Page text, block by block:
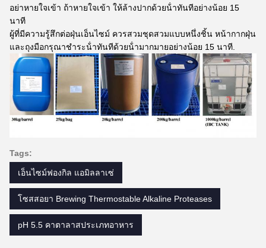
อย่าหายใจเข้า ถ้าหายใจเข้า ให้ล้างปากด้วยน้ําทันทีอย่างน้อย 15
นาที
ผู้ที่มีความรู้สึกต่อฝุ่นเอ็นไซม์ ควรสวมชุดสวมแบบหนึ่งชิ้น หน้ากากฝุ่น
และถุงมือกรุณาชําระน้ําทันทีด้วยน้ํามากมายอย่างน้อย 15 นาที.
Tags:
เอ็นไซม์ฟองกิล แอมิลลาเซ่
โซสสอยา Brewing Thermostable Alkaline Proteases
pH 5.5 คาตาลาสประเภทอาหาร